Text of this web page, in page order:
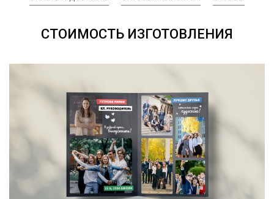
СТОИМОСТЬ ИЗГОТОВЛЕНИЯ